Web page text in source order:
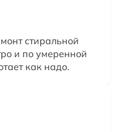
стиральной
и по умеренной
как надо.